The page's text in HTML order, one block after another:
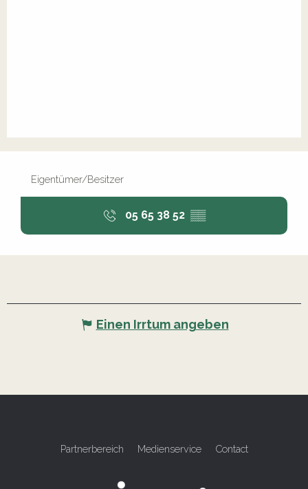
Eigentümer/Besitzer
05 65 38 52 ▒▒
Einen Irrtum angeben
Partnerbereich Medienservice Contact